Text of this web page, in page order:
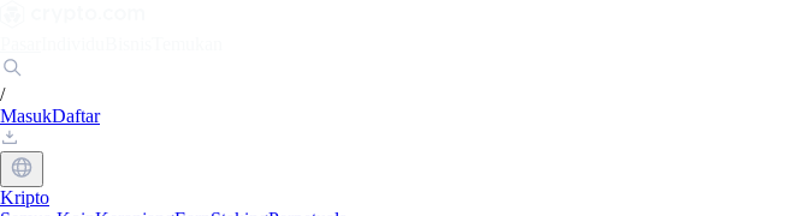
/
MasukDaftar
Kripto